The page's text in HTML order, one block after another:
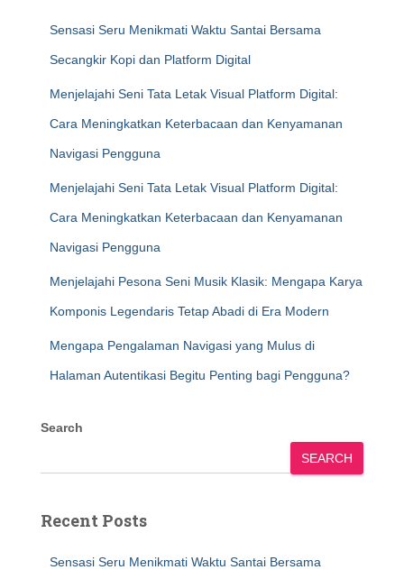
Sensasi Seru Menikmati Waktu Santai Bersama
Secangkir Kopi dan Platform Digital
Menjelajahi Seni Tata Letak Visual Platform Digital:
Cara Meningkatkan Keterbacaan dan Kenyamanan
Navigasi Pengguna
Menjelajahi Seni Tata Letak Visual Platform Digital:
Cara Meningkatkan Keterbacaan dan Kenyamanan
Navigasi Pengguna
Menjelajahi Pesona Seni Musik Klasik: Mengapa Karya
Komponis Legendaris Tetap Abadi di Era Modern
Mengapa Pengalaman Navigasi yang Mulus di
Halaman Autentikasi Begitu Penting bagi Pengguna?
Search
SEARCH
Recent Posts
Sensasi Seru Menikmati Waktu Santai Bersama